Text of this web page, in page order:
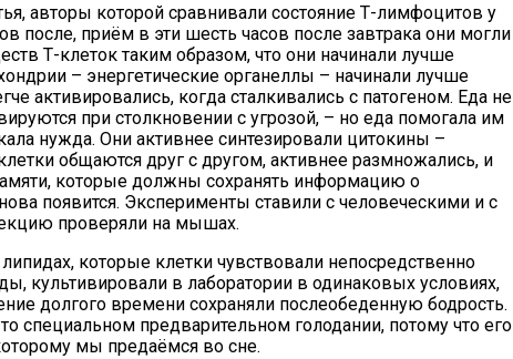
авторы которой сравнивали состояние Т-лимфоцитов у
после, приём в эти шесть часов после завтрака они могли
Т-клеток таким образом, что они начинали лучше
­– энергетические органеллы – начинали лучше
активировались, когда сталкивались с патогеном. Еда не
при столкновении с угрозой, – но еда помогала им
нужда. Они активнее синтезировали цитокины –
общаются друг с другом, активнее размножались, и
которые должны сохранять информацию о
появится. Эксперименты ставили с человеческими и с
проверяли на мышах.
которые клетки чувствовали непосредственно
культивировали в лаборатории в одинаковых условиях,
долгого времени сохраняли послеобеденную бодрость.
специальном предварительном голодании, потому что его
мы предаёмся во сне.